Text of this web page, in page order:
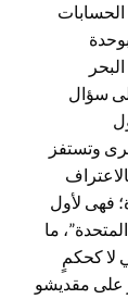
الحسابات
سؤال
وتستفز
فهى لأول
ما
لا كحكمٍ
على مقديشو